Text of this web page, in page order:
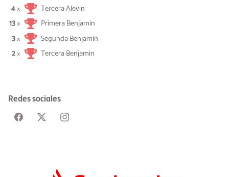
4×
Tercera Alevín
13×
Primera Benjamín
3×
Segunda Benjamín
2× Tercera Benjamín
Redes sociales